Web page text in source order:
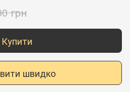
грн
Купити
швидко